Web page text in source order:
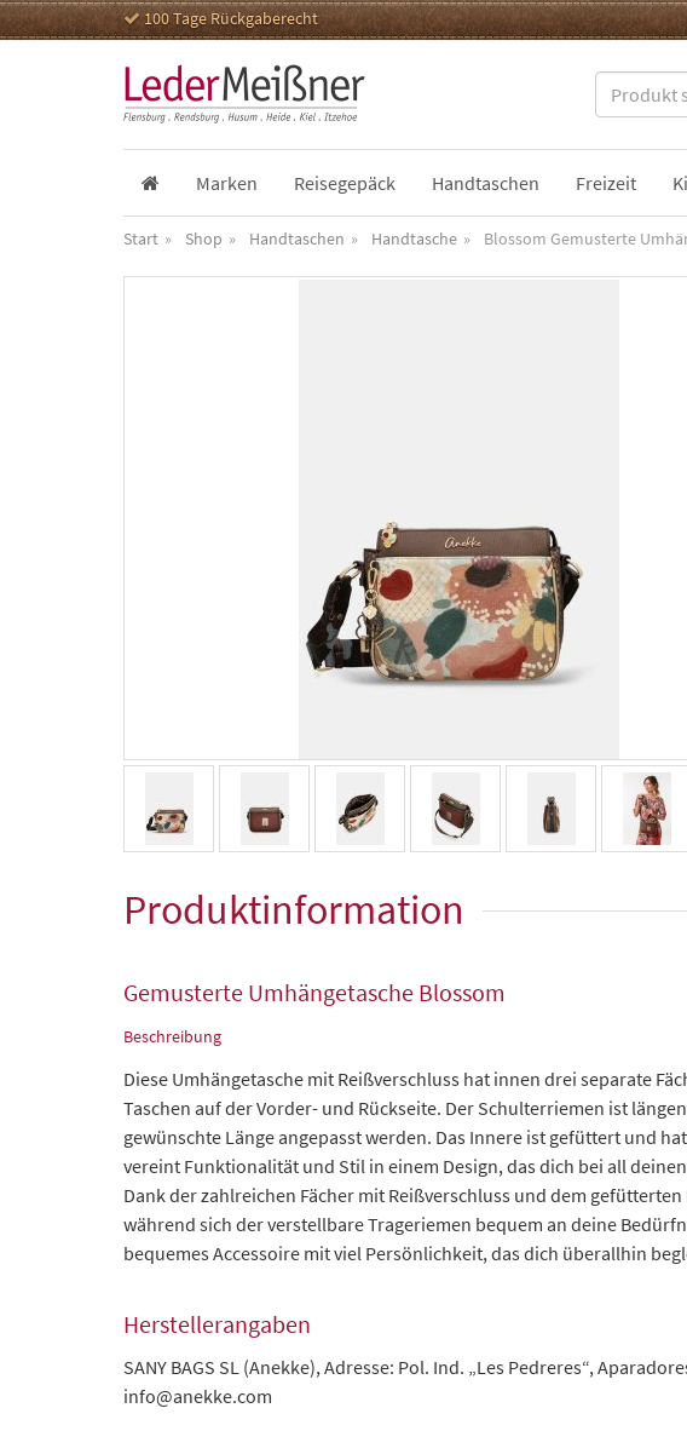
100 Tage Rückgaberecht
Marken Reisegepäck Handtaschen Freizeit
Start Shop Handtaschen Handtasche Blossom Gemusterte
Produktinformation
Gemusterte Umhängetasche Blossom
Beschreibung
Diese Umhängetasche mit Reißverschluss hat innen drei separate
Taschen auf der Vorder- und Rückseite. Der Schulterriemen ist
gewünschte Länge angepasst werden. Das Innere ist gefüttert und
vereint Funktionalität und Stil in einem Design, das dich bei all
Dank der zahlreichen Fächer mit Reißverschluss und dem
während sich der verstellbare Trageriemen bequem an deine
bequemes Accessoire mit viel Persönlichkeit, das dich überallhin
Herstellerangaben
SANY BAGS SL (Anekke), Adresse: Pol. Ind. „Les Pedreres“,
info@anekke.com